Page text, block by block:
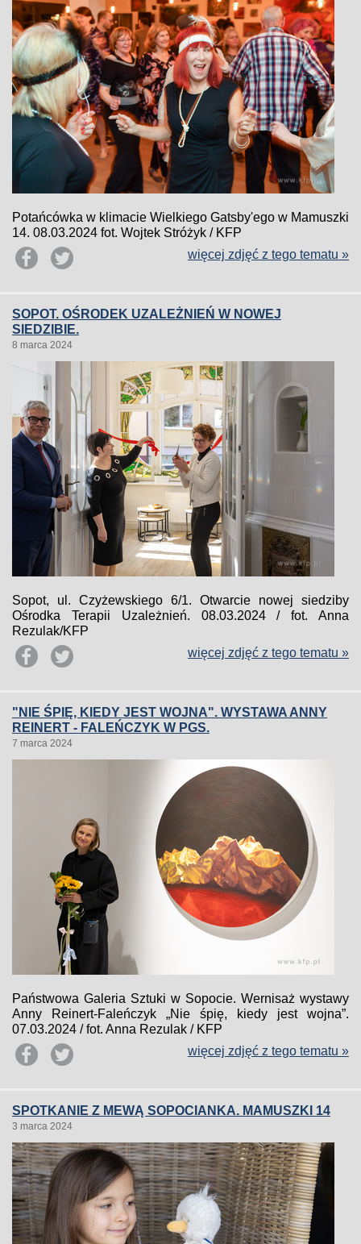
Potańcówka w klimacie Wielkiego Gatsby'ego w Mamuszki
14. 08.03.2024 fot. Wojtek Stróżyk / KFP
więcej zdjęć z tego tematu »
SOPOT. OŚRODEK UZALEŻNIEŃ W NOWEJ
SIEDZIBIE.
8 marca 2024
Sopot, ul. Czyżewskiego 6/1. Otwarcie nowej siedziby
Ośrodka Terapii Uzależnień. 08.03.2024 / fot. Anna
Rezulak/KFP
więcej zdjęć z tego tematu »
"NIE ŚPIĘ, KIEDY JEST WOJNA". WYSTAWA ANNY
REINERT - FALEŃCZYK W PGS.
7 marca 2024
Państwowa Galeria Sztuki w Sopocie. Wernisaż wystawy
Anny Reinert-Faleńczyk „Nie śpię, kiedy jest wojna”.
07.03.2024 / fot. Anna Rezulak / KFP
więcej zdjęć z tego tematu »
SPOTKANIE Z MEWĄ SOPOCIANKA. MAMUSZKI 14
3 marca 2024